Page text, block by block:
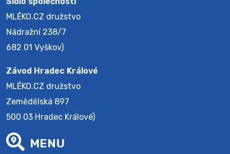
MLÉKO.CZ družstvo
Nádražní 238/7
682 01 Vyškov)
Závod Hradec Králové
MLÉKO.CZ družstvo
Zemědělská 897
500 03 Hradec Králové)
MENU